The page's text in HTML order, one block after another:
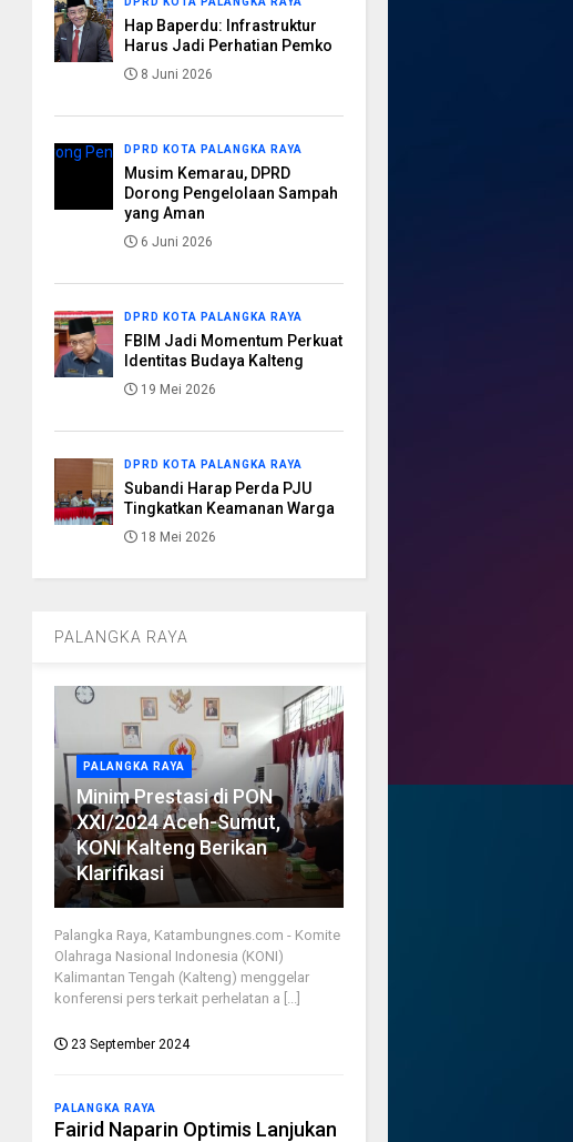
Hap Baperdu: Infrastruktur
Harus Jadi Perhatian Pemko
8 Juni 2026
DPRD KOTA PALANGKA RAYA
Musim Kemarau, DPRD
Dorong Pengelolaan Sampah
yang Aman
6 Juni 2026
DPRD KOTA PALANGKA RAYA
FBIM Jadi Momentum Perkuat
Identitas Budaya Kalteng
19 Mei 2026
DPRD KOTA PALANGKA RAYA
Subandi Harap Perda PJU
Tingkatkan Keamanan Warga
18 Mei 2026
PALANGKA RAYA
PALANGKA RAYA
Minim Prestasi di PON
XXI/2024 Aceh-Sumut,
KONI Kalteng Berikan
Klarifikasi
Palangka Raya, Katambungnes.com - Komite
Olahraga Nasional Indonesia (KONI)
Kalimantan Tengah (Kalteng) menggelar
konferensi pers terkait perhelatan a [...]
23 September 2024
PALANGKA RAYA
Fairid Naparin Optimis Lanjukan